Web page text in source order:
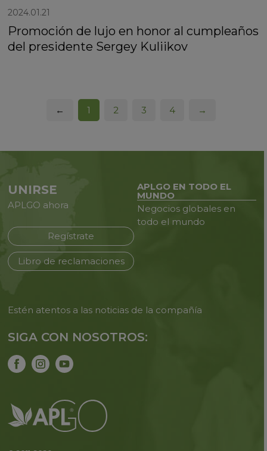
2024.01.21
Promoción de lujo en honor al cumpleaños
del presidente Sergey Kuliikov
← 1 2 3 4 →
UNIRSE
APLGO ahora
Regístrate
Libro de reclamaciones
APLGO EN TODO EL
MUNDO
Negocios globales en
todo el mundo
Estén atentos a las noticias de la compañía
SIGA CON NOSOTROS: